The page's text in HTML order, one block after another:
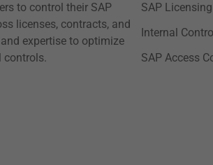
to control their SAP
licenses, contracts, and
expertise to optimize
controls.
SAP
Internal
SAP Access